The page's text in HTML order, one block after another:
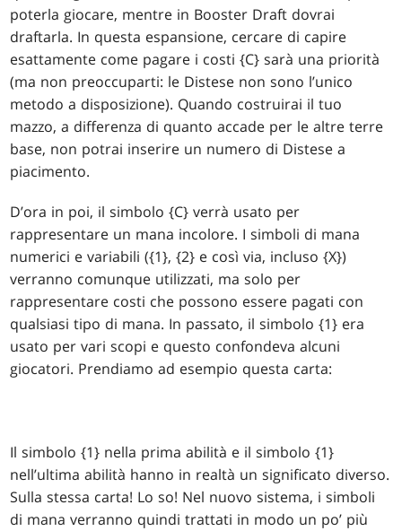
poterla giocare, mentre in Booster Draft dovrai
draftarla. In questa espansione, cercare di capire
esattamente come pagare i costi {C} sarà una priorità
(ma non preoccuparti: le Distese non sono l’unico
metodo a disposizione). Quando costruirai il tuo
mazzo, a differenza di quanto accade per le altre terre
base, non potrai inserire un numero di Distese a
piacimento.
D’ora in poi, il simbolo {C} verrà usato per
rappresentare un mana incolore. I simboli di mana
numerici e variabili ({1}, {2} e così via, incluso {X})
verranno comunque utilizzati, ma solo per
rappresentare costi che possono essere pagati con
qualsiasi tipo di mana. In passato, il simbolo {1} era
usato per vari scopi e questo confondeva alcuni
giocatori. Prendiamo ad esempio questa carta:
Il simbolo {1} nella prima abilità e il simbolo {1}
nell’ultima abilità hanno in realtà un significato diverso.
Sulla stessa carta! Lo so! Nel nuovo sistema, i simboli
di mana verranno quindi trattati in modo un po’ più